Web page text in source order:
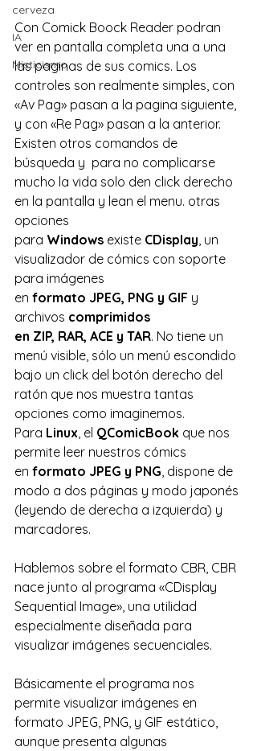
cerveza
IA
Misticismo
Con Comick Boock Reader podran
ver en pantalla completa una a una
las paginas de sus comics. Los
controles son realmente simples, con
«Av Pag» pasan a la pagina siguiente,
y con «Re Pag» pasan a la anterior.
Existen otros comandos de
búsqueda y  para no complicarse
mucho la vida solo den click derecho
en la pantalla y lean el menu. otras
opciones
para Windows existe CDisplay, un
visualizador de cómics con soporte
para imágenes
en formato JPEG, PNG y GIF y
archivos comprimidos
en ZIP, RAR, ACE y TAR. No tiene un
menú visible, sólo un menú escondido
bajo un click del botón derecho del
ratón que nos muestra tantas
opciones como imaginemos.
Para Linux, el QComicBook que nos
permite leer nuestros cómics
en formato JPEG y PNG, dispone de
modo a dos páginas y modo japonés
(leyendo de derecha a izquierda) y
marcadores.
Hablemos sobre el formato CBR, CBR
nace junto al programa «CDisplay
Sequential Image», una utilidad
especialmente diseñada para
visualizar imágenes secuenciales.
Básicamente el programa nos
permite visualizar imágenes en
formato JPEG, PNG, y GIF estático,
aunque presenta algunas